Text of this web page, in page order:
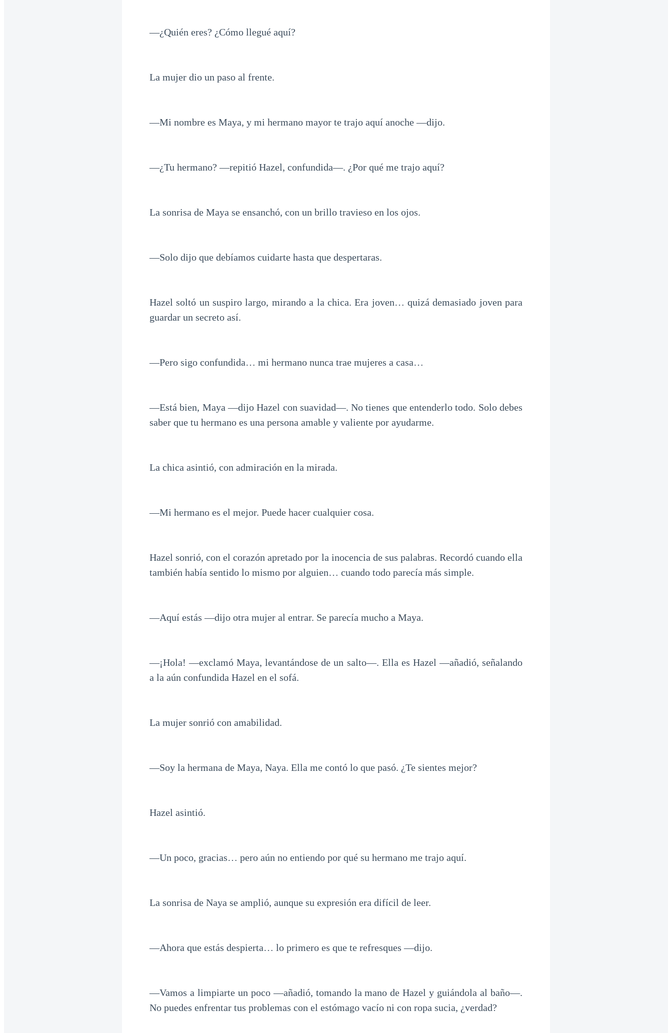
—¿Quién eres? ¿Cómo llegué aquí?
La mujer dio un paso al frente.
—Mi nombre es Maya, y mi hermano mayor te trajo aquí anoche —dijo.
—¿Tu hermano? —repitió Hazel, confundida—. ¿Por qué me trajo aquí?
La sonrisa de Maya se ensanchó, con un brillo travieso en los ojos.
—Solo dijo que debíamos cuidarte hasta que despertaras.
Hazel soltó un suspiro largo, mirando a la chica. Era joven… quizá demasiado joven para
guardar un secreto así.
—Pero sigo confundida… mi hermano nunca trae mujeres a casa…
—Está bien, Maya —dijo Hazel con suavidad—. No tienes que entenderlo todo. Solo debes
saber que tu hermano es una persona amable y valiente por ayudarme.
La chica asintió, con admiración en la mirada.
—Mi hermano es el mejor. Puede hacer cualquier cosa.
Hazel sonrió, con el corazón apretado por la inocencia de sus palabras. Recordó cuando ella
también había sentido lo mismo por alguien… cuando todo parecía más simple.
—Aquí estás —dijo otra mujer al entrar. Se parecía mucho a Maya.
—¡Hola! —exclamó Maya, levantándose de un salto—. Ella es Hazel —añadió, señalando
a la aún confundida Hazel en el sofá.
La mujer sonrió con amabilidad.
—Soy la hermana de Maya, Naya. Ella me contó lo que pasó. ¿Te sientes mejor?
Hazel asintió.
—Un poco, gracias… pero aún no entiendo por qué su hermano me trajo aquí.
La sonrisa de Naya se amplió, aunque su expresión era difícil de leer.
—Ahora que estás despierta… lo primero es que te refresques —dijo.
—Vamos a limpiarte un poco —añadió, tomando la mano de Hazel y guiándola al baño—.
No puedes enfrentar tus problemas con el estómago vacío ni con ropa sucia, ¿verdad?